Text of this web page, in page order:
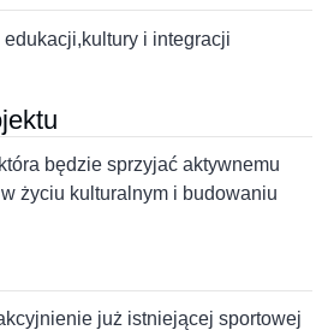
i integracji
będzie sprzyjać aktywnemu
życiu kulturalnym i budowaniu
już istniejącej sportowej